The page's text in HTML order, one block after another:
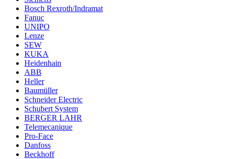
Bosch Rexroth/Indramat
Fanuc
UNIPO
Lenze
SEW
KUKA
Heidenhain
ABB
Heller
Baumüller
Schneider Electric
Schubert System
BERGER LAHR
Telemecanique
Pro-Face
Danfoss
Beckhoff